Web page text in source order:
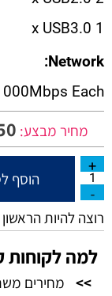
1 x USB3.0
Network:
Each
מחיר מבצע:
הוסף
רוצה להיות
למה לקוחות
>>
מחירים